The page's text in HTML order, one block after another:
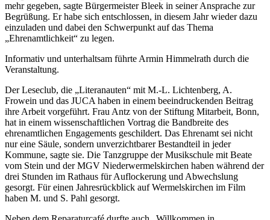
mehr gegeben, sagte Bürgermeister Bleek in seiner Ansprache zur
Begrüßung. Er habe sich entschlossen, in diesem Jahr wieder dazu
einzuladen und dabei den Schwerpunkt auf das Thema
„Ehrenamtlichkeit“ zu legen.
Informativ und unterhaltsam führte Armin Himmelrath durch die
Veranstaltung.
Der Leseclub, die „Literanauten“ mit M.-L. Lichtenberg, A.
Frowein und das JUCA haben in einem beeindruckenden Beitrag
ihre Arbeit vorgeführt. Frau Antz von der Stiftung Mitarbeit, Bonn,
hat in einem wissenschaftlichen Vortrag die Bandbreite des
ehrenamtlichen Engagements geschildert. Das Ehrenamt sei nicht
nur eine Säule, sondern unverzichtbarer Bestandteil in jeder
Kommune, sagte sie. Die Tanzgruppe der Musikschule mit Beate
vom Stein und der MGV Niederwermelskirchen haben während der
drei Stunden im Rathaus für Auflockerung und Abwechslung
gesorgt. Für einen Jahresrückblick auf Wermelskirchen im Film
haben M. und S. Pahl gesorgt.